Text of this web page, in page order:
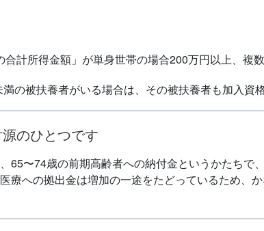
計所得金額」が単身世帯の場合200万円以上、複
の被扶養者がいる場合は、その被扶養者も加入資格
のひとつです
65〜74歳の前期高齢者への納付金というかたちで
療への拠出金は増加の一途をたどっているため、